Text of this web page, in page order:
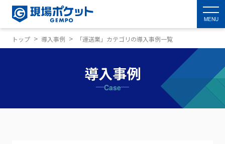
MENU
トップ 導入事例 「運送業」カテゴリの導入事例一覧
導入事例
Case